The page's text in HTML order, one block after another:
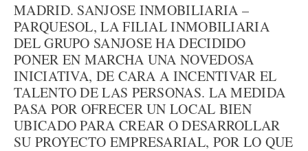
MADRID. SANJOSE INMOBILIARIA –
PARQUESOL, LA FILIAL INMOBILIARIA
DEL GRUPO SANJOSE HA DECIDIDO
PONER EN MARCHA UNA NOVEDOSA
INICIATIVA, DE CARA A INCENTIVAR EL
TALENTO DE LAS PERSONAS. LA MEDIDA
PASA POR OFRECER UN LOCAL BIEN
UBICADO PARA CREAR O DESARROLLAR
SU PROYECTO EMPRESARIAL, POR LO QUE